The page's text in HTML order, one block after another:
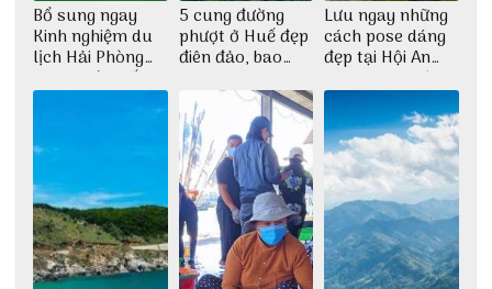
Bổ sung ngay
Kinh nghiệm du
lịch Hải Phòng
2022 mới nhất
5 cung đường
phượt ở Huế đẹp
điên đảo, bao
dịch
Lưu ngay những
cách pose dáng
đẹp tại Hội An
cho dân nghiện
sống ảo